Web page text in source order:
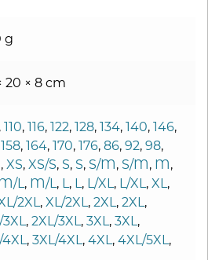
g
20 × 8 cm
110, 116, 122, 128, 134, 140, 146,
158, 164, 170, 176, 86, 92, 98,
, XS, XS/S, S, S, S/M, S/M, M,
M/L, M/L, L, L, L/XL, L/XL, XL,
2XL, XL/2XL, 2XL, 2XL,
3XL, 2XL/3XL, 3XL, 3XL,
4XL, 3XL/4XL, 4XL, 4XL/5XL,